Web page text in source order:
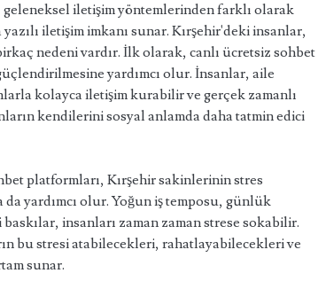
iletişim yöntemlerinden farklı olarak
iletişim imkanı sunar. Kırşehir'deki insanlar,
nedeni vardır. İlk olarak, canlı ücretsiz sohbet
yardımcı olur. İnsanlar, aile
kolayca iletişim kurabilir ve gerçek zamanlı
kendilerini sosyal anlamda daha tatmin edici
platformları, Kırşehir sakinlerinin stres
da yardımcı olur. Yoğun iş temposu, günlük
insanları zaman zaman strese sokabilir.
bu stresi atabilecekleri, rahatlayabilecekleri ve
sunar.